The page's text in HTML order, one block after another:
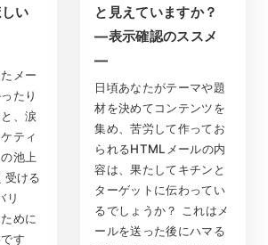
い
メー
たり
、涙
ティ
池上
受ける
リ
めに
す
と見えていますか？
—表示確認のススメ
—
日頃あなたがテーマや題
材を決めてコンテンツを
集め、苦労して作ってお
られるHTMLメールの内
容は、果たしてキチンと
ターゲットに伝わってい
るでしょうか？ これはメ
ールを送った後にハマる